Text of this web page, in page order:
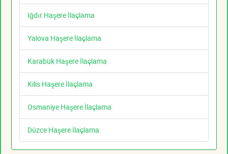
Iğdır Haşere İlaçlama
Yalova Haşere İlaçlama
Karabük Haşere İlaçlama
Kilis Haşere İlaçlama
Osmaniye Haşere İlaçlama
Düzce Haşere İlaçlama